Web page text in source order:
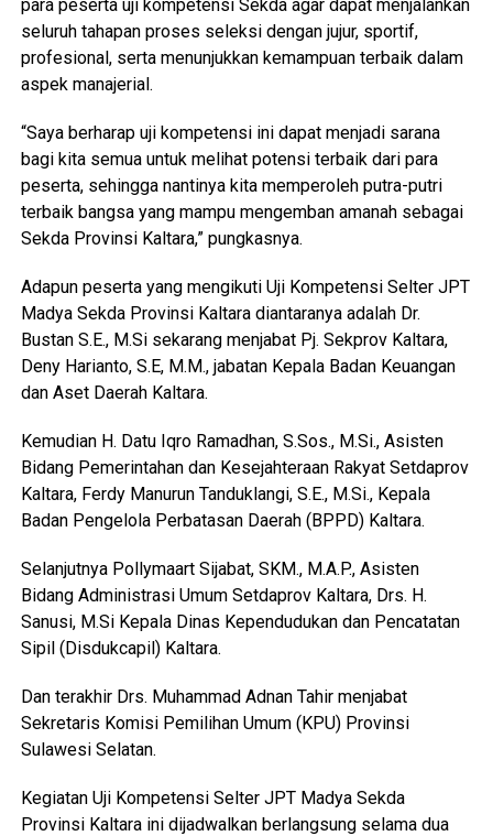
para peserta uji kompetensi Sekda agar dapat menjalankan
seluruh tahapan proses seleksi dengan jujur, sportif,
profesional, serta menunjukkan kemampuan terbaik dalam
aspek manajerial.
“Saya berharap uji kompetensi ini dapat menjadi sarana
bagi kita semua untuk melihat potensi terbaik dari para
peserta, sehingga nantinya kita memperoleh putra-putri
terbaik bangsa yang mampu mengemban amanah sebagai
Sekda Provinsi Kaltara,” pungkasnya.
Adapun peserta yang mengikuti Uji Kompetensi Selter JPT
Madya Sekda Provinsi Kaltara diantaranya adalah Dr.
Bustan S.E., M.Si sekarang menjabat Pj. Sekprov Kaltara,
Deny Harianto, S.E, M.M., jabatan Kepala Badan Keuangan
dan Aset Daerah Kaltara.
Kemudian H. Datu Iqro Ramadhan, S.Sos., M.Si., Asisten
Bidang Pemerintahan dan Kesejahteraan Rakyat Setdaprov
Kaltara, Ferdy Manurun Tanduklangi, S.E., M.Si., Kepala
Badan Pengelola Perbatasan Daerah (BPPD) Kaltara.
Selanjutnya Pollymaart Sijabat, SKM., M.A.P., Asisten
Bidang Administrasi Umum Setdaprov Kaltara, Drs. H.
Sanusi, M.Si Kepala Dinas Kependudukan dan Pencatatan
Sipil (Disdukcapil) Kaltara.
Dan terakhir Drs. Muhammad Adnan Tahir menjabat
Sekretaris Komisi Pemilihan Umum (KPU) Provinsi
Sulawesi Selatan.
Kegiatan Uji Kompetensi Selter JPT Madya Sekda
Provinsi Kaltara ini dijadwalkan berlangsung selama dua